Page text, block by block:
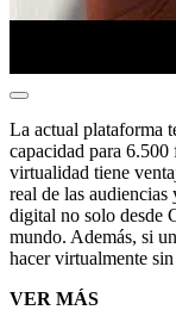
La actual plataforma
capacidad para
virtualidad tiene
real de las
digital no solo desde
mundo. Además, si
hacer virtualmente
VER MÁS